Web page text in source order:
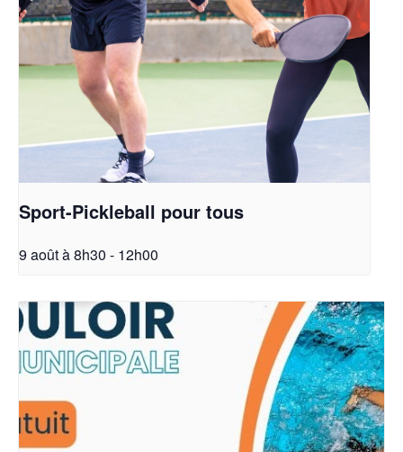
Sport-Pickleball pour tous
9 août à 8h30 - 12h00